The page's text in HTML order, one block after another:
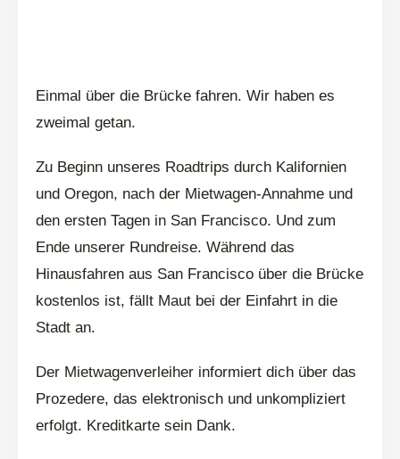
Einmal über die Brücke fahren. Wir haben es
zweimal getan.
Zu Beginn unseres Roadtrips durch Kalifornien
und Oregon, nach der Mietwagen-Annahme und
den ersten Tagen in San Francisco. Und zum
Ende unserer Rundreise. Während das
Hinausfahren aus San Francisco über die Brücke
kostenlos ist, fällt Maut bei der Einfahrt in die
Stadt an.
Der Mietwagenverleiher informiert dich über das
Prozedere, das elektronisch und unkompliziert
erfolgt. Kreditkarte sein Dank.